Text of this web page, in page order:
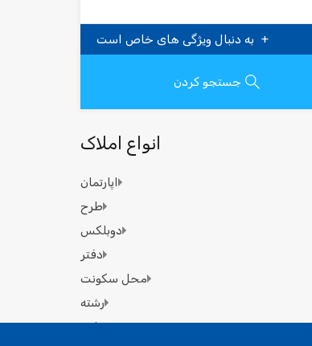
به دنبال ویژگی های خاص است
جستجو کردن
انواع املاک
اپارتمان
طرح
دوبلکس
دفتر
محل سکونت
رشته
تجاری